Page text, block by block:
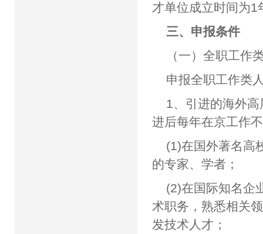
才单位成立时间为
三、申报条件
（一）全职工作
申报全职工作类
1、引进的海外
进后每年在京工作
(1)在国外著名高
的专家、学者；
(2)在国际知名企
术职务，熟悉相关
发技术人才；